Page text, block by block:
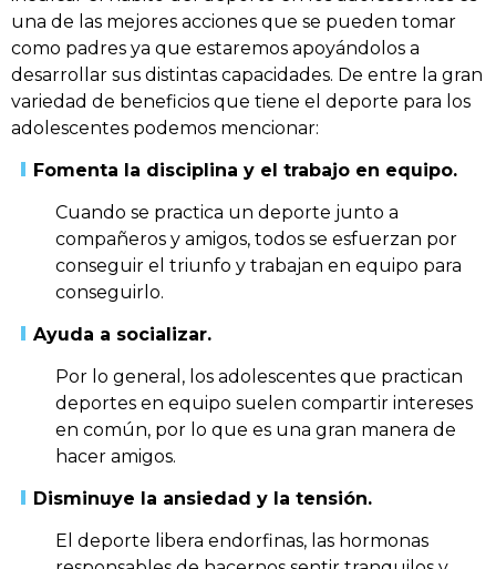
una de las mejores acciones que se pueden tomar
como padres ya que estaremos apoyándolos a
desarrollar sus distintas capacidades. De entre la gran
variedad de beneficios que tiene el deporte para los
adolescentes podemos mencionar:
Fomenta la disciplina y el trabajo en equipo.
Cuando se practica un deporte junto a
compañeros y amigos, todos se esfuerzan por
conseguir el triunfo y trabajan en equipo para
conseguirlo.
Ayuda a socializar.
Por lo general, los adolescentes que practican
deportes en equipo suelen compartir intereses
en común, por lo que es una gran manera de
hacer amigos.
Disminuye la ansiedad y la tensión.
El deporte libera endorfinas, las hormonas